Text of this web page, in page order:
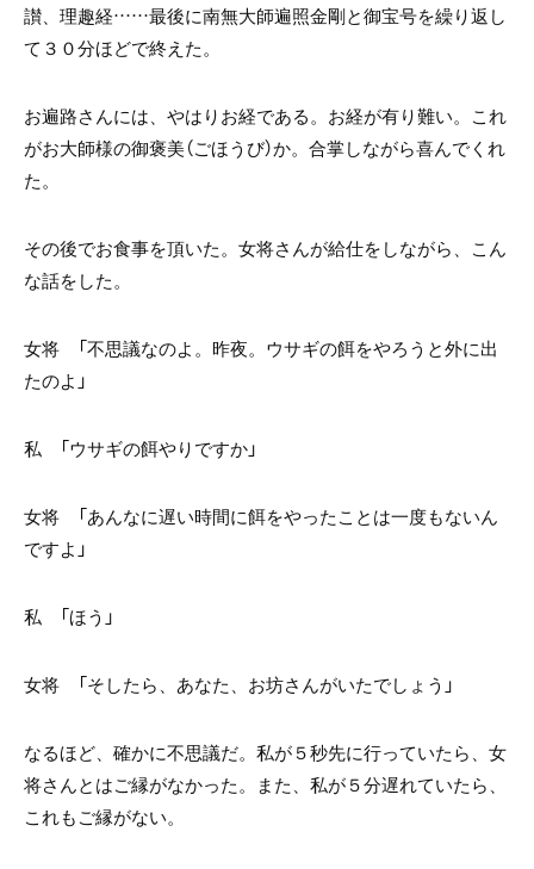
讃、理趣経……最後に南無大師遍照金剛と御宝号を繰り返し
て３０分ほどで終えた。
お遍路さんには、やはりお経である。お経が有り難い。これ
がお大師様の御褒美（ごほうび）か。合掌しながら喜んでくれ
た。
その後でお食事を頂いた。女将さんが給仕をしながら、こん
な話をした。
女将 「不思議なのよ。昨夜。ウサギの餌をやろうと外に出
たのよ」
私 「ウサギの餌やりですか」
女将 「あんなに遅い時間に餌をやったことは一度もないん
ですよ」
私 「ほう」
女将 「そしたら、あなた、お坊さんがいたでしょう」
なるほど、確かに不思議だ。私が５秒先に行っていたら、女
将さんとはご縁がなかった。また、私が５分遅れていたら、
これもご縁がない。